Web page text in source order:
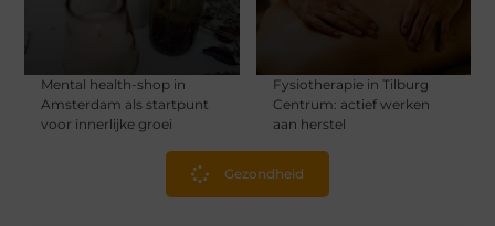
Mental health-shop in
Amsterdam als startpunt
voor innerlijke groei
Fysiotherapie in Tilburg
Centrum: actief werken
aan herstel
Gezondheid